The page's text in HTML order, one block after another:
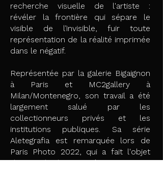
recherche visuelle de l'artiste :
révéler la frontière qui sépare le
visible de l’invisible, fuir toute
représentation de la réalité imprimée
dans le négatif.
Représentée par la galerie Bigaignon
à Paris et MC2gallery à
Milan/Montenegro, son travail a été
largement salué par les
collectionneurs privés et les
institutions publiques. Sa série
Aletegrafia est remarquée lors de
Paris Photo 2022, qui a fait l'objet
d'un article dans Numéro Magazine.